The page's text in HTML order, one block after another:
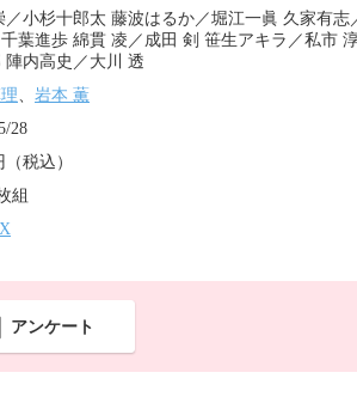
／小杉十郎太 藤波はるか／堀江一眞 久家有志
葉進歩 綿貫 凌／成田 剣 笹生アキラ／私市
陣内高史／大川 透
、 岩本 薫
28
（税込）
組
アンケート